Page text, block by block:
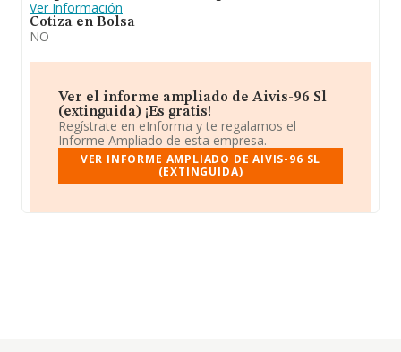
Ver Información
Cotiza en Bolsa
NO
Ver el informe ampliado de Aivis-96 Sl
(extinguida) ¡Es gratis!
Regístrate en eInforma y te regalamos el
Informe Ampliado de esta empresa.
VER INFORME AMPLIADO DE AIVIS-96 SL
(EXTINGUIDA)